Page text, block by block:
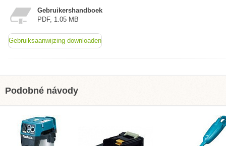
Gebruikershandboek
PDF, 1.05 MB
Gebruiksaanwijzing downloaden
Podobné návody